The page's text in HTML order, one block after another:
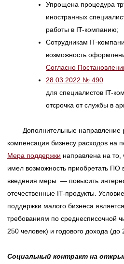
Упрощена процедура
иностранных
работы в IT-компанию;
Сотрудникам IT-
возможность
Согласно
28.03.2022 № 490
для специалистов IT-
отсрочка от службы в
Дополнительные направление
компенсация бизнесу расходов на
Мера поддержки направлена на
имел возможность приобретать ПО
введения меры — повысить
отечественные IT-продукты.
поддержки малого бизнеса
требованиям по среднесписочной
250 человек) и годового дохода (до
Социальный контракт на